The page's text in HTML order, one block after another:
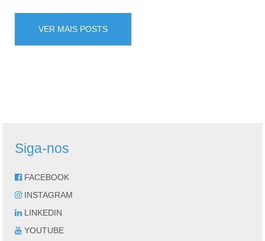
VER MAIS POSTS
Siga-nos
FACEBOOK
INSTAGRAM
LINKEDIN
YOUTUBE